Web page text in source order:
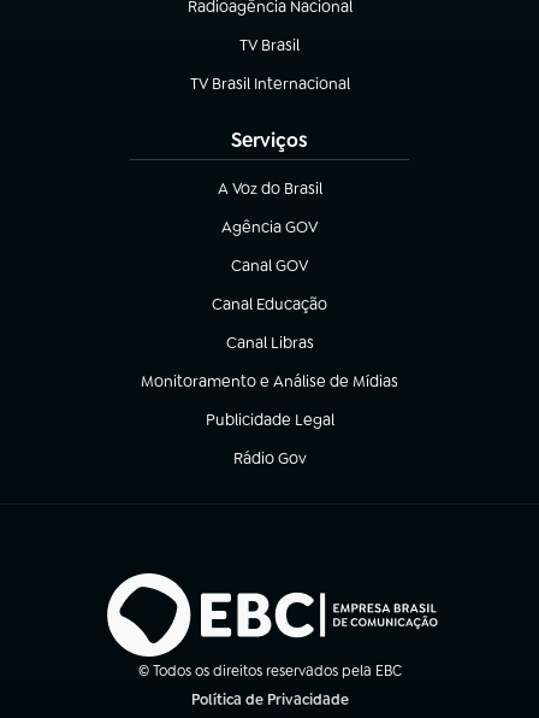
Radioagência Nacional
(abre em nova aba)
TV Brasil
(abre em nova aba)
TV Brasil Internacional
(abre em nova aba)
Serviços
A Voz do Brasil
(abre em nova aba)
Agência GOV
(abre em nova aba)
Canal GOV
(abre em nova aba)
Canal Educação
(abre em nova aba)
Canal Libras
(abre em nova aba)
Monitoramento e Análise de Mídias
(abre em nova aba)
Publicidade Legal
(abre em nova aba)
Rádio Gov
(abre em nova aba)
© Todos os direitos reservados pela EBC
Política de Privacidade